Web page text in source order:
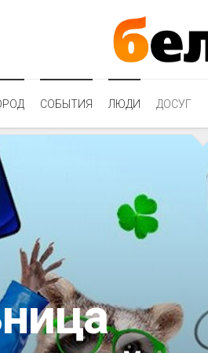
СОБЫТИЯ ЛЮДИ ДОСУГ